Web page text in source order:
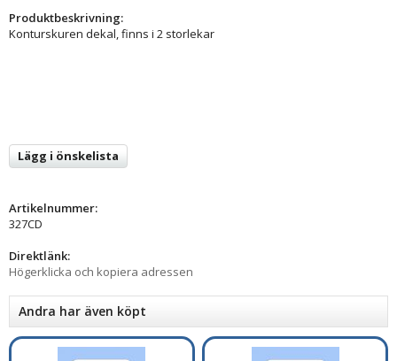
Produktbeskrivning:
Konturskuren dekal, finns i 2 storlekar
Lägg i önskelista
Artikelnummer:
327CD
Direktlänk:
Högerklicka och kopiera adressen
Andra har även köpt